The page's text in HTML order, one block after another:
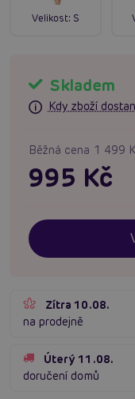
Velikost: S
Skladem
Kdy zboží
Běžná cena 1 499
995 Kč
Zítra 10.08.
na prodejně
Úterý 11.08.
doručení domů